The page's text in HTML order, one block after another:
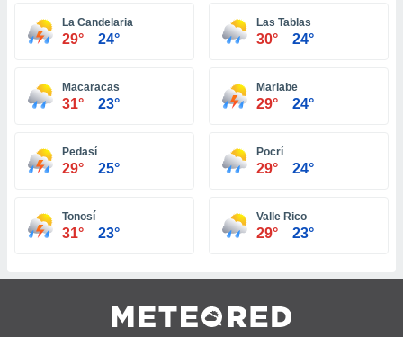
1199
La Candelaria
29° 24°
Las Tablas
30° 24°
Macaracas
31° 23°
Mariabe
29° 24°
Pedasí
29° 25°
Pocrí
29° 24°
Tonosí
31° 23°
Valle Rico
29° 23°